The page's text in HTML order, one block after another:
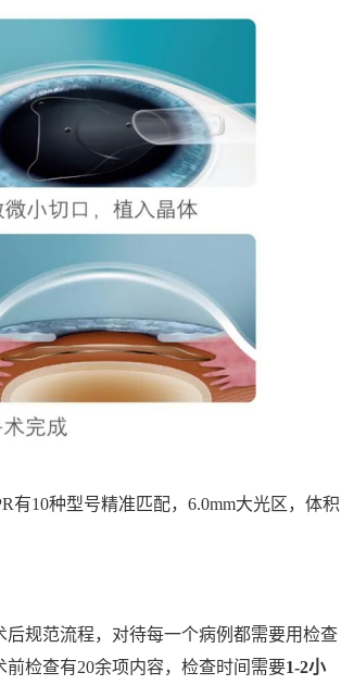
有10种型号精准匹配，6.0mm大光区，体积
规范流程，对待每一个病例都需要用检查
检查有20余项内容，检查时间需要1-2小